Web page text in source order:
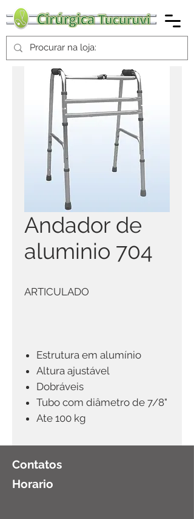
Andador de
aluminio 704
ARTICULADO
Estrutura em alumínio
Altura ajustável
Dobráveis
Tubo com diâmetro de 7/8"
Ate 100 kg
Contatos
Horario